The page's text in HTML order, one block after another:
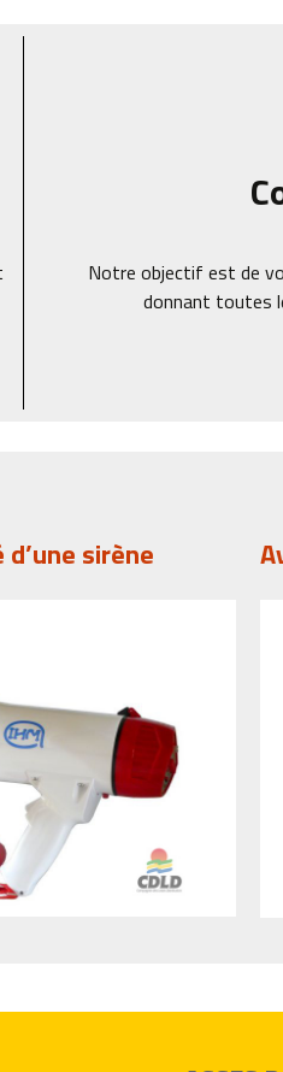
Notre objectif est de
donnant toutes
sirène